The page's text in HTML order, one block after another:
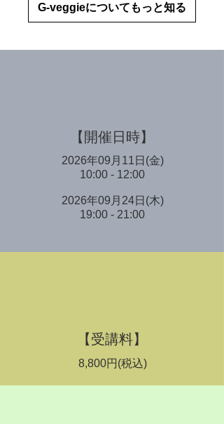
G-veggieについてもっと知る
【開催日時】
2026年09月11日(金)
10:00 - 12:00
2026年09月24日(木)
19:00 - 21:00
​【受講料】
8,800円(税込)